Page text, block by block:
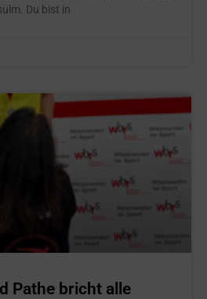
Du bist in
Pathe bricht alle